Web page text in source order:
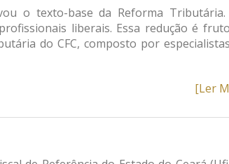
o texto-base da Reforma
liberais. Essa redução é
do CFC, composto por
[Ler